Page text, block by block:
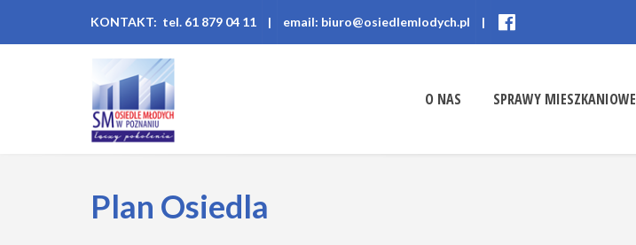
KONTAKT: tel. 61 879 04 11 | email: biuro@osiedlemlodych.pl |
O NAS SPRAWY MIESZKANIOWE
Plan Osiedla